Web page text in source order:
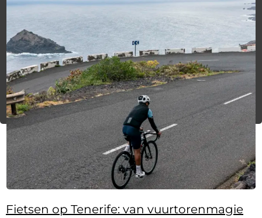
Fietsen op Tenerife: van vuurtorenmagie